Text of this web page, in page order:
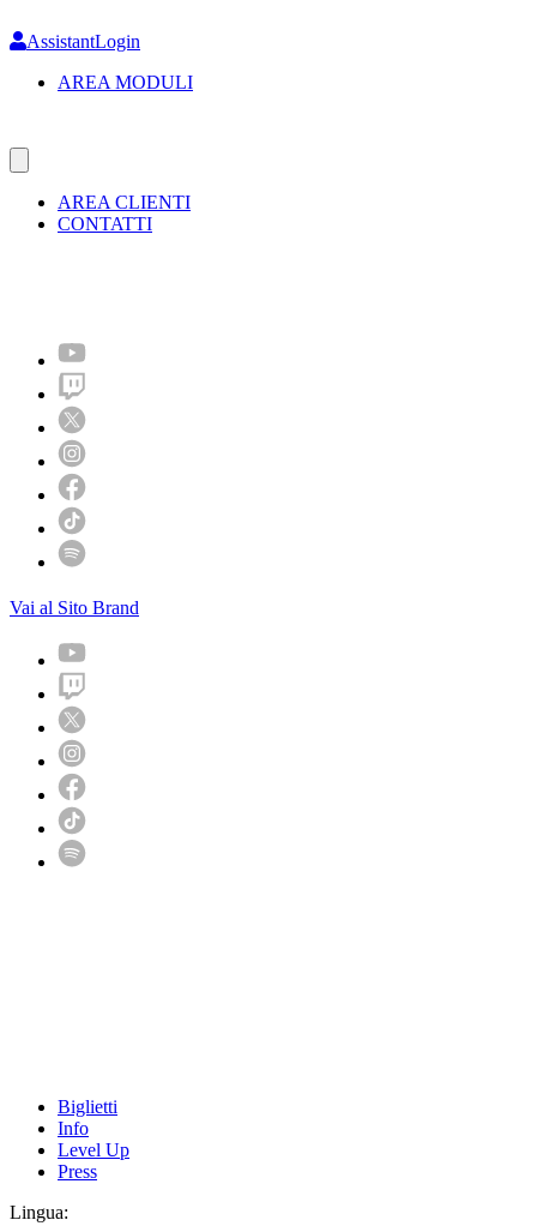
to
content
AssistantLogin
AREA MODULI
AREA CLIENTI
CONTATTI
Vai al Sito Brand
Biglietti
Info
Level Up
Press
Lingua: